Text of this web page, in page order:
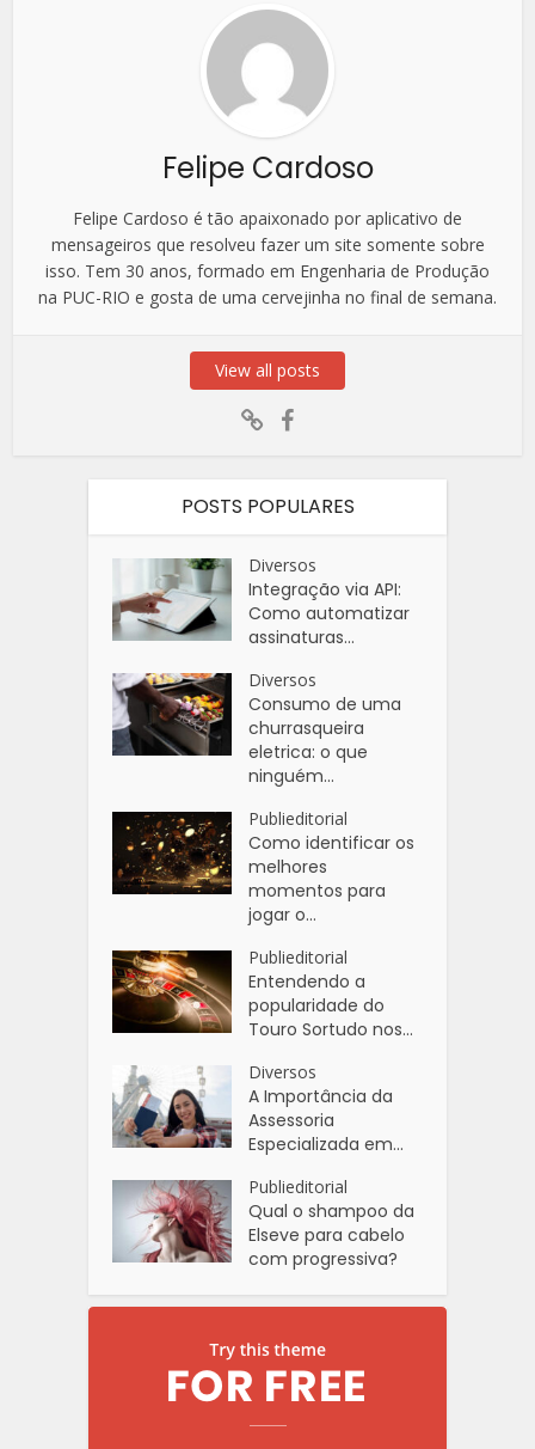
Felipe Cardoso
Felipe Cardoso é tão apaixonado por aplicativo de
mensageiros que resolveu fazer um site somente sobre
isso. Tem 30 anos, formado em Engenharia de Produção
na PUC-RIO e gosta de uma cervejinha no final de semana.
View all posts
POSTS POPULARES
Diversos
Integração via API:
Como automatizar
assinaturas...
Diversos
Consumo de uma
churrasqueira
eletrica: o que
ninguém...
Publieditorial
Como identificar os
melhores
momentos para
jogar o...
Publieditorial
Entendendo a
popularidade do
Touro Sortudo nos...
Diversos
A Importância da
Assessoria
Especializada em...
Publieditorial
Qual o shampoo da
Elseve para cabelo
com progressiva?